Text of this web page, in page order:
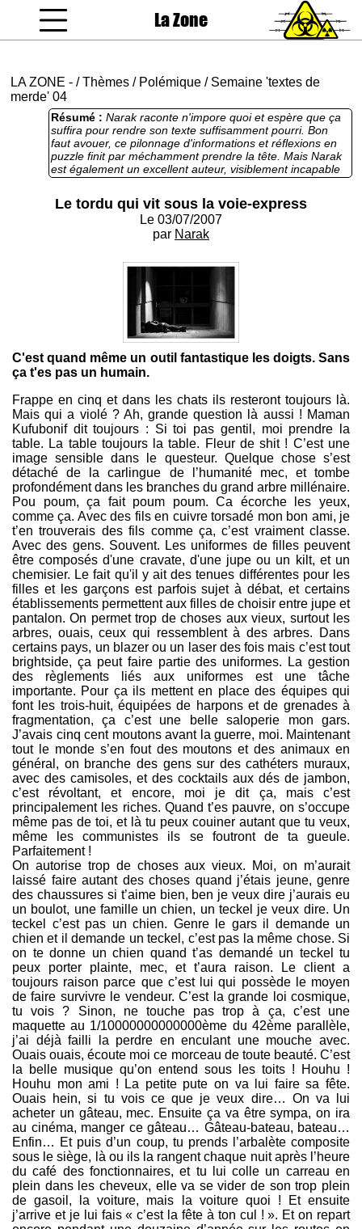
La Zone
LA ZONE - /Thèmes / Polémique / Semaine 'textes de
merde' 04
Résumé : Narak raconte n'impore quoi et espère que ça
suffira pour rendre son texte suffisamment pourri. Bon
faut avouer, ce pilonnage d'informations et réflexions en
puzzle finit par méchamment prendre la tête. Mais Narak
est également un excellent auteur, visiblement incapable
de juguler les quelques éclairs de génie qui parsèment
Le tordu qui vit sous la voie-express
Le 03/07/2007
par Narak
C'est quand même un outil fantastique les doigts. Sans
ça t'es pas un humain.
Frappe en cinq et dans les chats ils resteront toujours là.
Mais qui a violé ? Ah, grande question là aussi ! Maman
Kufubonif dit toujours : Si toi pas gentil, moi prendre la
table. La table toujours la table. Fleur de shit ! C’est une
image sensible dans le questeur. Quelque chose s’est
détaché de la carlingue de l’humanité mec, et tombe
profondément dans les branches du grand arbre millénaire.
Pou poum, ça fait poum poum. Ca écorche les yeux,
comme ça. Avec des fils en cuivre torsadé mon bon ami, je
t’en trouverais des fils comme ça, c’est vraiment classe.
Avec des gens. Souvent. Les uniformes de filles peuvent
être composés d'une cravate, d'une jupe ou un kilt, et un
chemisier. Le fait qu'il y ait des tenues différentes pour les
filles et les garçons est parfois sujet à débat, et certains
établissements permettent aux filles de choisir entre jupe et
pantalon. On permet trop de choses aux vieux, surtout les
arbres, ouais, ceux qui ressemblent à des arbres. Dans
certains pays, un blazer ou un laser des fois mais c’est tout
brightside, ça peut faire partie des uniformes. La gestion
des règlements liés aux uniformes est une tâche
importante. Pour ça ils mettent en place des équipes qui
font les trois-huit, équipées de harpons et de grenades à
fragmentation, ça c’est une belle saloperie mon gars.
J’avais cinq cent moutons avant la guerre, moi. Maintenant
tout le monde s’en fout des moutons et des animaux en
général, on branche des gens sur des cathéters muraux,
avec des camisoles, et des cocktails aux dés de jambon,
c’est révoltant, et encore, moi je dit ça, mais c’est
principalement les riches. Quand t’es pauvre, on s’occupe
même pas de toi, et là tu peux couiner autant que tu veux,
même les communistes ils se foutront de ta gueule.
Parfaitement !
On autorise trop de choses aux vieux. Moi, on m’aurait
laissé faire autant des choses quand j’étais jeune, genre
des chaussures si t’aime bien, ben je veux dire j’aurais eu
un boulot, une famille un chien, un teckel je veux dire. Un
teckel c’est pas un chien. Genre le gars il demande un
chien et il demande un teckel, c’est pas la même chose. Si
on te donne un chien quand t’as demandé un teckel tu
peux porter plainte, mec, et t’aura raison. Le client a
toujours raison parce que c’est lui qui possède le moyen
de faire survivre le vendeur. C’est la grande loi cosmique,
tu vois ? Sinon, ne touche pas trop à ça, c’est une
maquette au 1/10000000000000ème du 42ème parallèle,
j’ai déjà failli la perdre en enculant une mouche avec.
Ouais ouais, écoute moi ce morceau de toute beauté. C’est
la belle musique qu’on entend sous les toits ! Houhu !
Houhu mon ami ! La petite pute on va lui faire sa fête.
Ouais hein, si tu vois ce que je veux dire… On va lui
acheter un gâteau, mec. Ensuite ça va être sympa, on ira
au cinéma, manger ce gâteau… Gâteau-bateau, bateau…
Enfin… Et puis d’un coup, tu prends l’arbalète composite
sous le siège, là ou ils la rangent chaque nuit après l’heure
du café des fonctionnaires, et tu lui colle un carreau en
plein dans les cheveux, elle va se vider de son trop plein
de gasoil, la voiture, mais la voiture quoi ! Et ensuite
j’arrive et je lui fais « c’est la fête à ton cul ! ». Et on repart